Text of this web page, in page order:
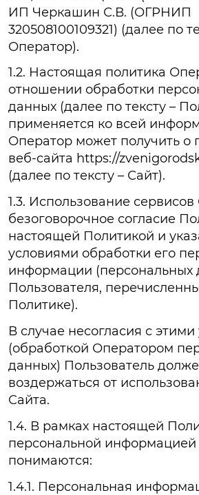
ИП Черкашин С.В. (ОГРНИП
320508100109321) (далее по
Оператор).
1.2. Настоящая политика
отношении обработки
данных (далее по тексту –
применяется ко всей
Оператор может получить о
веб-сайта https://
(далее по тексту – Сайт).
1.3. Использование
безоговорочное согласие
настоящей Политикой и
условиями обработки его
информации (персональных
Пользователя,
Политике).
В случае несогласия с
(обработкой Оператором
данных) Пользователь
воздержаться от
Сайта.
1.4. В рамках настоящей
персональной информацией
понимаются:
1.4.1. Персональная